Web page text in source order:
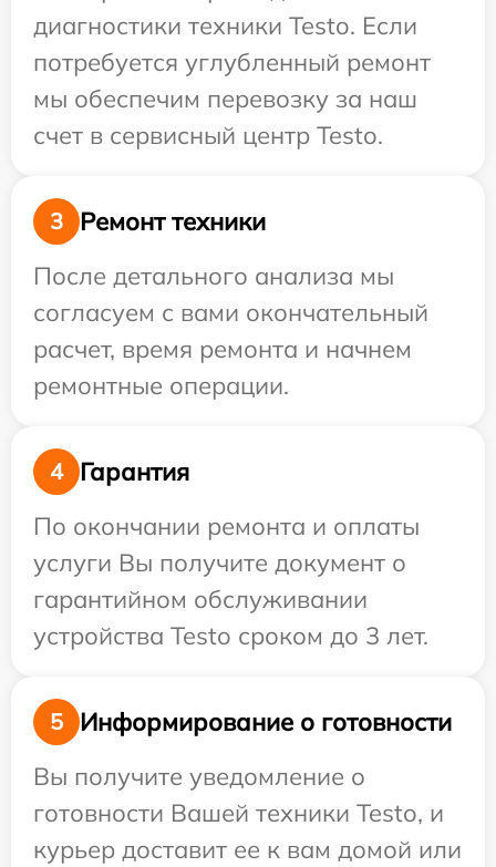
диагностики техники Testo. Если
потребуется углубленный ремонт
мы обеспечим перевозку за наш
счет в сервисный центр Testo.
3
Ремонт техники
После детального анализа мы
согласуем с вами окончательный
расчет, время ремонта и начнем
ремонтные операции.
4
Гарантия
По окончании ремонта и оплаты
услуги Вы получите документ о
гарантийном обслуживании
устройства Testo сроком до 3 лет.
5
Информирование о готовности
Вы получите уведомление о
готовности Вашей техники Testo, и
курьер доставит ее к вам домой или